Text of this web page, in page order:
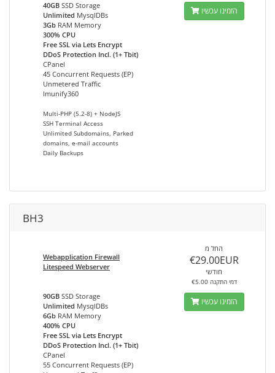
40GB SSD Storage
Unlimited MysqlDBs
3Gb RAM Memory
300% CPU
Free SSL via Lets Encrypt
DDoS Protection Incl. (1+ Tbit)
CPanel
45 Concurrent Requests (EP)
Unmetered Traffic
Imunify360
Multi-PHP (5.2-8) + NodeJS
SSH Terminal Access
Unlimited Subdomains, Parked
domains, e-mail accounts
Daily Backups
הזמינו עכשיו
BH3
Webapplication Firewall
Litespeed Webserver
90GB SSD Storage
Unlimited MysqlDBs
6Gb RAM Memory
400% CPU
Free SSL via Lets Encrypt
DDoS Protection Incl. (1+ Tbit)
CPanel
55 Concurrent Requests (EP)
החל מ
€29.00EUR
חודשי
€5.00 דמי התקנה
הזמינו עכשיו